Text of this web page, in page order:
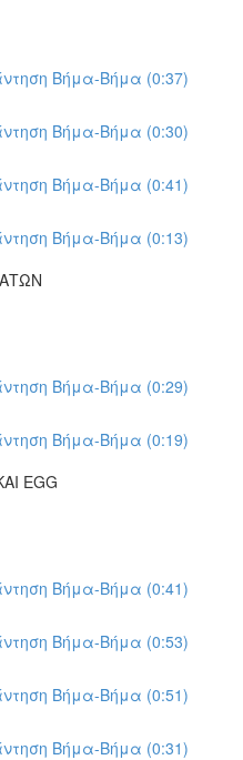
Βήμα-Βήμα (0:37)
Βήμα-Βήμα (0:30)
Βήμα-Βήμα (0:41)
Βήμα-Βήμα (0:13)
Βήμα-Βήμα (0:29)
Βήμα-Βήμα (0:19)
EGG
Βήμα-Βήμα (0:41)
Βήμα-Βήμα (0:53)
Βήμα-Βήμα (0:51)
Βήμα-Βήμα (0:31)